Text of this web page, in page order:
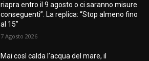
riapra entro il 9 agosto o ci saranno misure
conseguenti”. La replica: “Stop almeno fino
al 15”
7 Agosto 2026
Mai così calda l’acqua del mare, il